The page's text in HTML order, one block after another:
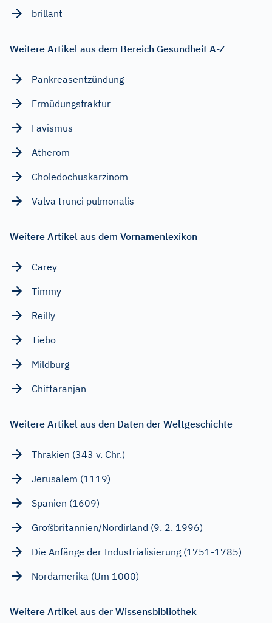
brillant
Weitere Artikel aus dem Bereich Gesundheit A-Z
Pankreasentzündung
Ermüdungsfraktur
Favismus
Atherom
Choledochuskarzinom
Valva trunci pulmonalis
Weitere Artikel aus dem Vornamenlexikon
Carey
Timmy
Reilly
Tiebo
Mildburg
Chittaranjan
Weitere Artikel aus den Daten der Weltgeschichte
Thrakien (343 v. Chr.)
Jerusalem (1119)
Spanien (1609)
Großbritannien/Nordirland (9. 2. 1996)
Die Anfänge der Industrialisierung (1751-1785)
Nordamerika (Um 1000)
Weitere Artikel aus der Wissensbibliothek